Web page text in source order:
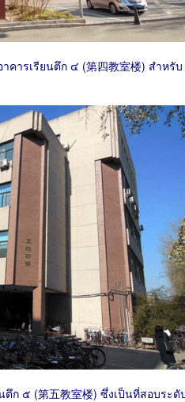
คารเรียนตึก ๔ (第四教室楼) สำหรับ
ตึก ๕ (第五教室楼) ซึ่งเป็นที่สอบระดั